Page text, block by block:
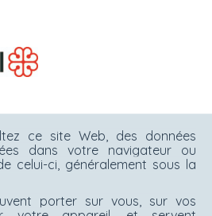
ce site Web, des données
dans votre navigateur ou
celui-ci, généralement sous la
porter sur vous, sur vos